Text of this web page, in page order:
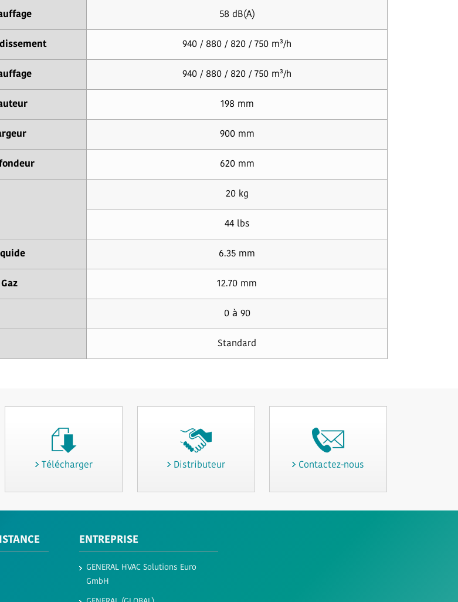
58 dB(A)
940 / 880 / 820 / 750 m³/h
940 / 880 / 820 / 750 m³/h
198 mm
900 mm
620 mm
20 kg
44 lbs
6.35 mm
Gaz 12.70 mm
0 à 90
Standard
Télécharger Distributeur Contactez-nous
ENTREPRISE
GENERAL HVAC Solutions Euro
GmbH​